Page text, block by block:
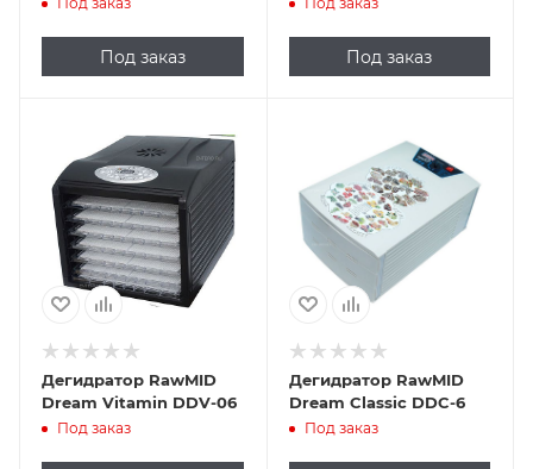
Под заказ Под заказ
Дегидратор RawMID
Dream Vitamin DDV-06
Под заказ
Дегидратор RawMID
Dream Classic DDC-6
Под заказ